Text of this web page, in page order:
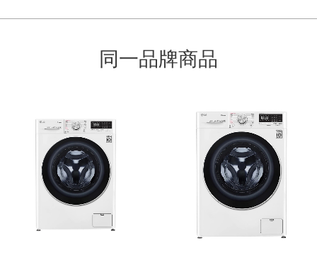
同一品牌商品